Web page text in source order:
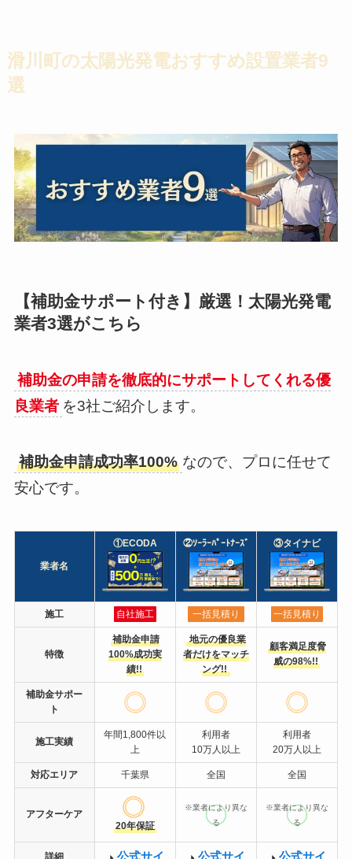
滑川町の太陽光発電おすすめ設置業者9
選
【補助金サポート付き】厳選！太陽光発電
業者3選がこちら
補助金の申請を徹底的にサポートしてくれる優
良業者 を3社ご紹介します。
補助金申請成功率100% なので、プロに任せて
安心です。
業者名
①ECODA ②ｿｰﾗｰﾊﾟｰﾄﾅｰｽﾞ ③タイナビ
施工 自社施工 一括見積り 一括見積り
特徴
補助金申請
100%成功実
績!!
地元の優良業
者だけをマッチ
ング!!
顧客満足度脅
威の98%!!
補助金サポー
ト
施工実績
年間1,800件以
上
利用者
10万人以上
利用者
20万人以上
対応エリア 千葉県 全国 全国
アフターケア
20年保証
※業者により異な
る
※業者により異な
る
詳細 公式サイ 公式サイ 公式サイ